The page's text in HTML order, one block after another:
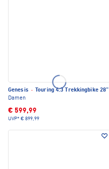
Genesis ·
Touring 4.3 Trekkingbike 28"
Damen
€ 599,99
UVP* € 899,99